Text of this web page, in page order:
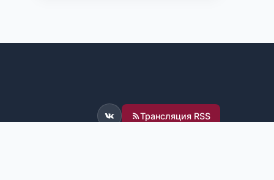
ВКонтакте
Трансляция RSS